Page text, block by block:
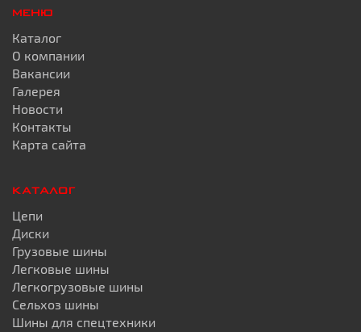
МЕНЮ
Каталог
О компании
Вакансии
Галерея
Новости
Контакты
Карта сайта
КАТАЛОГ
Цепи
Диски
Грузовые шины
Легковые шины
Легкогрузовые шины
Сельхоз шины
Шины для спецтехники